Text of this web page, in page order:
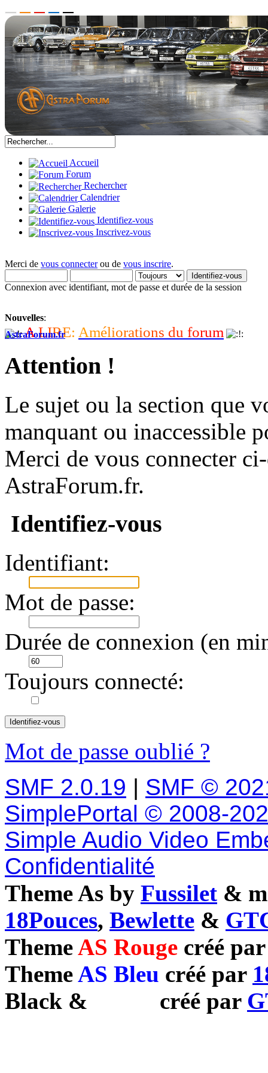
Accueil
Forum
Rechercher
Calendrier
Galerie
Identifiez-vous
Inscrivez-vous
Merci de vous connecterou de vous inscrire.
Connexion avec identifiant, mot de passe et durée de la session
Nouvelles:
A LIRE: Améliorations du forum
AstraForum.fr
Attention !
Le sujet ou la section que
manquant ou inaccessible
Merci de vous connecter
AstraForum.fr.
Identifiez-vous
Identifiant:
Mot de passe:
Durée de connexion (en
Toujours connecté:
Mot de passe oublié ?
SMF 2.0.19 | SMF ©
SimplePortal © 2008-
Simple Audio Video
Confidentialité
Theme As by Fussilet &
18Pouces, Bewlette &
ThemeAS Rouge créé
ThemeAS Bleu créé par
Black & créé par